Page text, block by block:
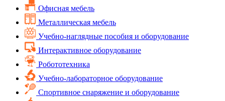
Офисная мебель
Металлическая мебель
Учебно-наглядные пособия и оборудование
Интерактивное оборудование
Робототехника
Учебно-лабораторное оборудование
Спортивное снаряжение и оборудование